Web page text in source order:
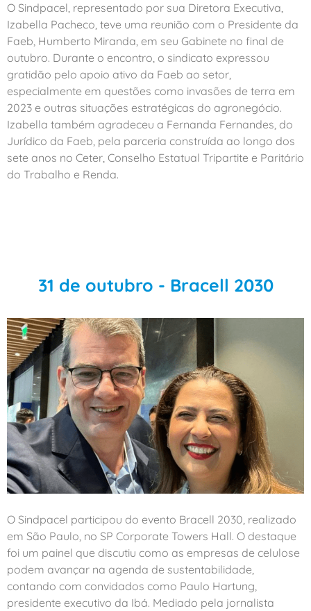
O Sindpacel, representado por sua Diretora Executiva,
Izabella Pacheco, teve uma reunião com o Presidente da
Faeb, Humberto Miranda, em seu Gabinete no final de
outubro. Durante o encontro, o sindicato expressou
gratidão pelo apoio ativo da Faeb ao setor,
especialmente em questões como invasões de terra em
2023 e outras situações estratégicas do agronegócio.
Izabella também agradeceu a Fernanda Fernandes, do
Jurídico da Faeb, pela parceria construída ao longo dos
sete anos no Ceter, Conselho Estatual Tripartite e Paritário
do Trabalho e Renda.
31 de outubro - Bracell 2030
O Sindpacel participou do evento Bracell 2030, realizado
em São Paulo, no SP Corporate Towers Hall. O destaque
foi um painel que discutiu como as empresas de celulose
podem avançar na agenda de sustentabilidade,
contando com convidados como Paulo Hartung,
presidente executivo da Ibá. Mediado pela jornalista